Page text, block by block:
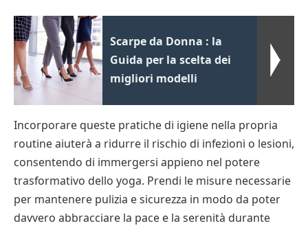
Scarpe da Donna : la
Guida per la scelta dei
migliori modelli
Incorporare queste pratiche di igiene nella propria
routine aiuterà a ridurre il rischio di infezioni o lesioni,
consentendo di immergersi appieno nel potere
trasformativo dello yoga. Prendi le misure necessarie
per mantenere pulizia e sicurezza in modo da poter
davvero abbracciare la pace e la serenità durante